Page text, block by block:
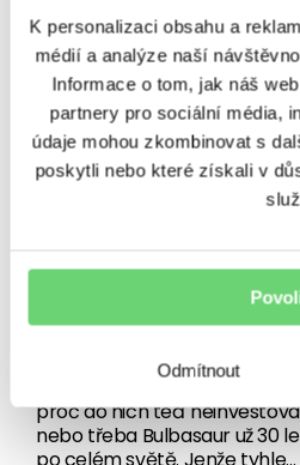
K personalizaci obsahu a
médií a analýze naší
Informace o tom, jak náš
partnery pro sociální média,
údaje mohou zkombinovat s
poskytli nebo které získali v
Odmítnout
VÝNOSY
investici ne.
s Pokémon
Sbírám Pokémon karty. A
proč do nich teď
nebo třeba Bulbasaur už 30
po celém světě. Jenže tyhle…